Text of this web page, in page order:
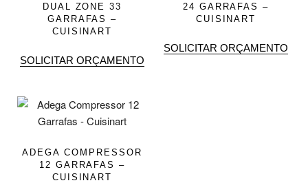
DUAL ZONE 33
GARRAFAS –
CUISINART
SOLICITAR ORÇAMENTO
24 GARRAFAS –
CUISINART
SOLICITAR ORÇAMENTO
ADEGA COMPRESSOR
12 GARRAFAS –
CUISINART